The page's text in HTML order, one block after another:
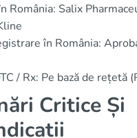
România: Salix
în România:
/ Rx: Pe bază de rețetă
Critice Și